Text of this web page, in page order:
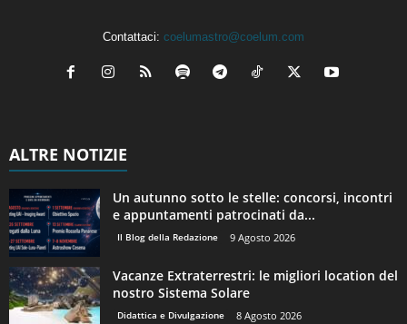
Contattaci: coelumastro@coelum.com
ALTRE NOTIZIE
Un autunno sotto le stelle: concorsi, incontri
e appuntamenti patrocinati da...
Il Blog della Redazione 9 Agosto 2026
Vacanze Extraterrestri: le migliori location del
nostro Sistema Solare
Didattica e Divulgazione 8 Agosto 2026